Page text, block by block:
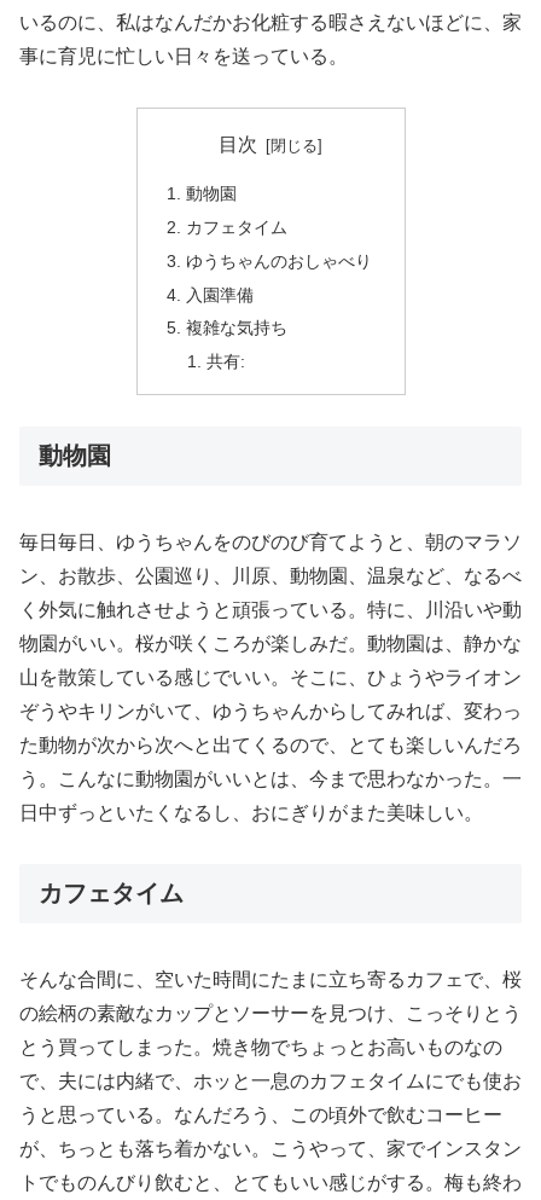
いるのに、私はなんだかお化粧する暇さえないほどに、家
事に育児に忙しい日々を送っている。
目次
動物園
カフェタイム
ゆうちゃんのおしゃべり
入園準備
複雑な気持ち
共有:
動物園
毎日毎日、ゆうちゃんをのびのび育てようと、朝のマラソ
ン、お散歩、公園巡り、川原、動物園、温泉など、なるべ
く外気に触れさせようと頑張っている。特に、川沿いや動
物園がいい。桜が咲くころが楽しみだ。動物園は、静かな
山を散策している感じでいい。そこに、ひょうやライオン
ぞうやキリンがいて、ゆうちゃんからしてみれば、変わっ
た動物が次から次へと出てくるので、とても楽しいんだろ
う。こんなに動物園がいいとは、今まで思わなかった。一
日中ずっといたくなるし、おにぎりがまた美味しい。
カフェタイム
そんな合間に、空いた時間にたまに立ち寄るカフェで、桜
の絵柄の素敵なカップとソーサーを見つけ、こっそりとう
とう買ってしまった。焼き物でちょっとお高いものなの
で、夫には内緒で、ホッと一息のカフェタイムにでも使お
うと思っている。なんだろう、この頃外で飲むコーヒー
が、ちっとも落ち着かない。こうやって、家でインスタン
トでものんびり飲むと、とてもいい感じがする。梅も終わ